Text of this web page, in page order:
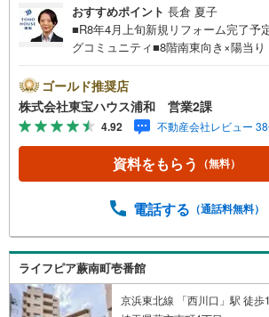
おすすめポイント 長倉 夏子
■R8年4月上旬新規リフォーム完了予
グコミュニティ■8階南東向き×陽当
く「住宅ローン講座」プレゼント！営
（年中無休）こちらの時間帯はお電話
スムーズにご案内できますぜひお気軽
宝ハウスライフソリューションズグ
和 特別提携金利〔一例〕東宝ハウ
動金利全期間引下げプラン⇒住宅ロ
万円返済期間35年の総返済額の差額
UBで生涯の安心をお届け◇東宝ハウ
が直接ご対応ライフプランニング、か
b Offプレミアムなど多彩なサー…
ゴールド推奨店
株式会社東宝ハウス浦和 営業2課
4.92 不動産会社レビュー
資料をもらう （無料）
電話する （通話料無料）
ライフピア蕨南町壱番館
京浜東北線 「西川口」駅 徒歩